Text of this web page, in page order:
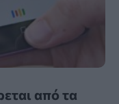
από τα